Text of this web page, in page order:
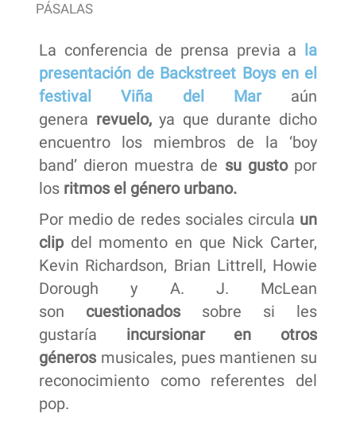
PÁSALAS
La conferencia de prensa previa a
la
presentación de Backstreet Boysen el
festivalViña del Mar
aún
genera revuelo,ya que durante dicho
encuentro los miembros de la ‘boy
band’ dieron muestra de su gusto por
los ritmos el género urbano.
Por medio de redes sociales circula un
clip del momento en que Nick Carter,
Kevin Richardson, Brian Littrell, Howie
Dorough y A. J. McLean
son cuestionados sobre si les
gustaría incursionar en otros
géneros musicales, pues mantienen su
reconocimiento como referentes del
pop.